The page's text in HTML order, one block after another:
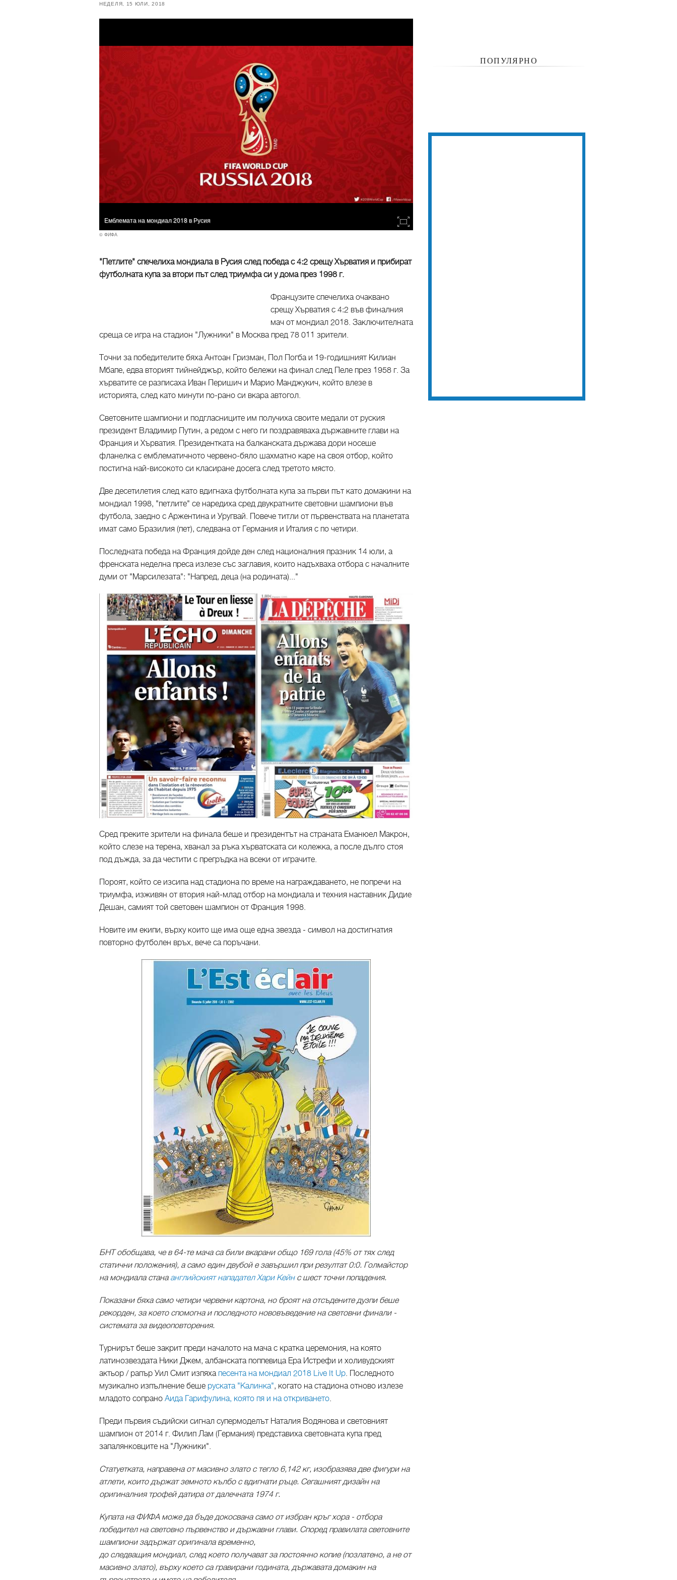
НЕДЕЛЯ, 15 ЮЛИ, 2018
Емблемата на мондиал 2018 в Русия
© ФИФА
"Петлите" спечелиха мондиала в Русия след победа с 4:2 срещу Хърватия и прибират
футболната купа за втори път след триумфа си у дома през 1998 г.
Французите спечелиха очаквано
срещу Хърватия с 4:2 във финалния
мач от мондиал 2018. Заключителната
среща се игра на стадион "Лужники" в Москва пред 78 011 зрители.
Точни за победителите бяха Антоан Гризман, Пол Погба и 19-годишният Килиан
Мбапе, едва вторият тийнейджър, който бележи на финал след Пеле през 1958 г. За
хърватите се разписаха Иван Перишич и Марио Манджукич, който влезе в
историята, след като минути по-рано си вкара автогол.
Световните шампиони и подгласниците им получиха своите медали от руския
президент Владимир Путин, а редом с него ги поздравяваха държавните глави на
Франция и Хърватия. Президентката на балканската държава дори носеше
фланелка с емблематичното червено-бяло шахматно каре на своя отбор, който
постигна най-високото си класиране досега след третото място.
Две десетилетия след като вдигнаха футболната купа за първи път като домакини на
мондиал 1998, "петлите" се наредиха сред двукратните световни шампиони във
футбола, заедно с Аржентина и Уругвай. Повече титли от първенствата на планетата
имат само Бразилия (пет), следвана от Германия и Италия с по четири.
Последната победа на Франция дойде ден след националния празник 14 юли, а
френската неделна преса излезе със заглавия, които надъхваха отбора с началните
думи от "Марсилезата": "Напред, деца (на родината)..."
Сред преките зрители на финала беше и президентът на страната Еманюел Макрон,
който слезе на терена, хванал за ръка хърватската си колежка, а после дълго стоя
под дъжда, за да честити с прегръдка на всеки от играчите.
Пороят, който се изсипа над стадиона по време на награждаването, не попречи на
триумфа, изживян от втория най-млад отбор на мондиала и техния наставник Дидие
Дешан, самият той световен шампион от Франция 1998.
Новите им екипи, върху които ще има още една звезда - символ на достигнатия
повторно футболен връх, вече са поръчани.
БНТ обобщава, че в 64-те мача са били вкарани общо 169 гола (45% от тях след
статични положения), а само един двубой е завършил при резултат 0:0. Голмайстор
на мондиала стана английският нападател Хари Кейнс шест точни попадения.
Показани бяха само четири червени картона, но броят на отсъдените дузпи беше
рекорден, за което спомогна и последното нововъведение на световни финали -
системата за видеоповторения.
Турнирът беше закрит преди началото на мача с кратка церемония, на която
латинозвездата Ники Джем, албанската поппевица Ера Истрефи и холивудският
актьор / рапър Уил Смит изпяха песента на мондиал 2018 Live It Up. Последното
музикално изпълнение беше руската "Калинка", когато на стадиона отново излезе
младото сопрано Аида Гарифулина, която пя и на откриването.
Преди първия съдийски сигнал супермоделът Наталия Водянова и световният
шампион от 2014 г. Филип Лам (Германия) представиха световната купа пред
запалянковците на "Лужники".
Статуетката, направена от масивно злато с тегло 6,142 кг, изобразява две фигури на
атлети, които държат земното кълбо с вдигнати ръце. Сегашният дизайн на
оригиналния трофей датира от далечната 1974 г.
Купата на ФИФА може да бъде докосвана само от избран кръг хора - отбора
победител на световно първенство и държавни глави. Според правилата световните
шампиони задържат оригинала временно,
до следващия мондиал, след което получават за постоянно копие (позлатено, а не от
масивно злато), върху което са гравирани годината, държавата домакин на
ПОПУЛЯРНО